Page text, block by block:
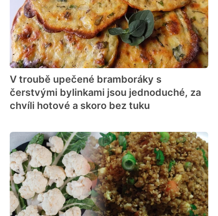
V troubě upečené bramboráky s
čerstvými bylinkami jsou jednoduché, za
chvíli hotové a skoro bez tuku